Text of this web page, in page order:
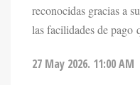
las facilidades de pago